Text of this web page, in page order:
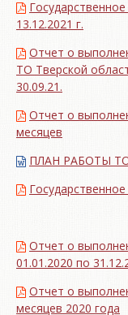
13.12.2021 г.
Отчет о
ТО Тверской
30.09.21.
Отчет о
месяцев
ПЛАН РАБОТЫ
Отчет о
01.01.2020 по
Отчет о
месяцев 2020 года